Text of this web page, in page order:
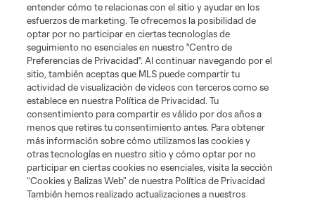
News
MLSSOCCER.COM
entender cómo te relacionas con el sitio y ayudar en los
esfuerzos de marketing. Te ofrecemos la posibilidad de
optar por no participar en ciertas tecnologías de
seguimiento no esenciales en nuestro "Centro de
Preferencias de Privacidad". Al continuar navegando por el
sitio, también aceptas que MLS puede compartir tu
actividad de visualización de videos con terceros como se
establece en nuestra Política de Privacidad. Tu
consentimiento para compartir es válido por dos años a
menos que retires tu consentimiento antes. Para obtener
más información sobre cómo utilizamos las cookies y
otras tecnologías en nuestro sitio y cómo optar por no
participar en ciertas cookies no esenciales, visita la sección
“Cookies y Balizas Web” de nuestra Política de Privacidad
También hemos realizado actualizaciones a nuestros